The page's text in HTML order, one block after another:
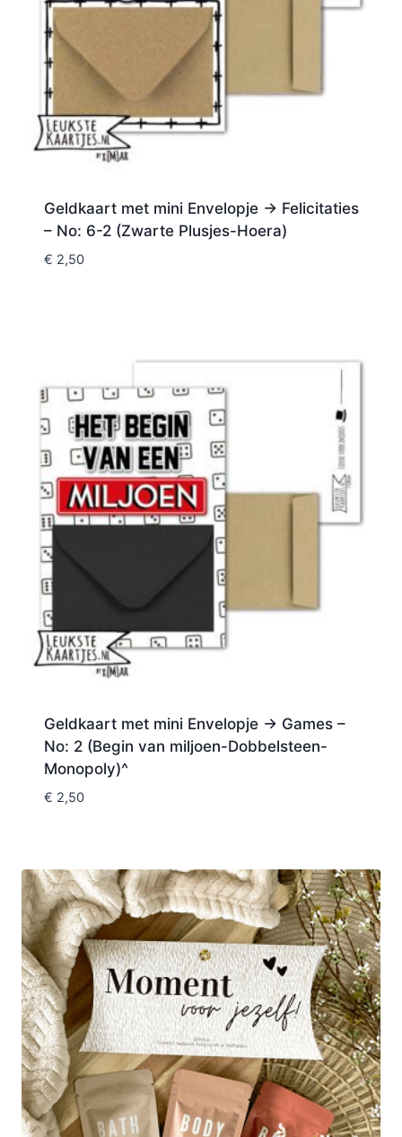
Geldkaart met mini Envelopje -> Felicitaties
– No: 6-2 (Zwarte Plusjes-Hoera)
€ 2,50
Geldkaart met mini Envelopje -> Games –
No: 2 (Begin van miljoen-Dobbelsteen-
Monopoly)^
€ 2,50